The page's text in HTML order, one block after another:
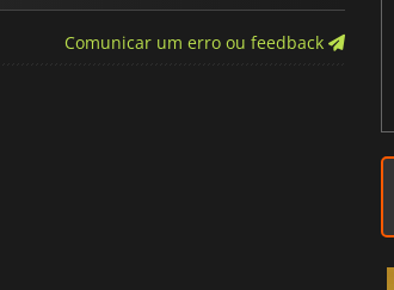
Comunicar um erro ou feedback